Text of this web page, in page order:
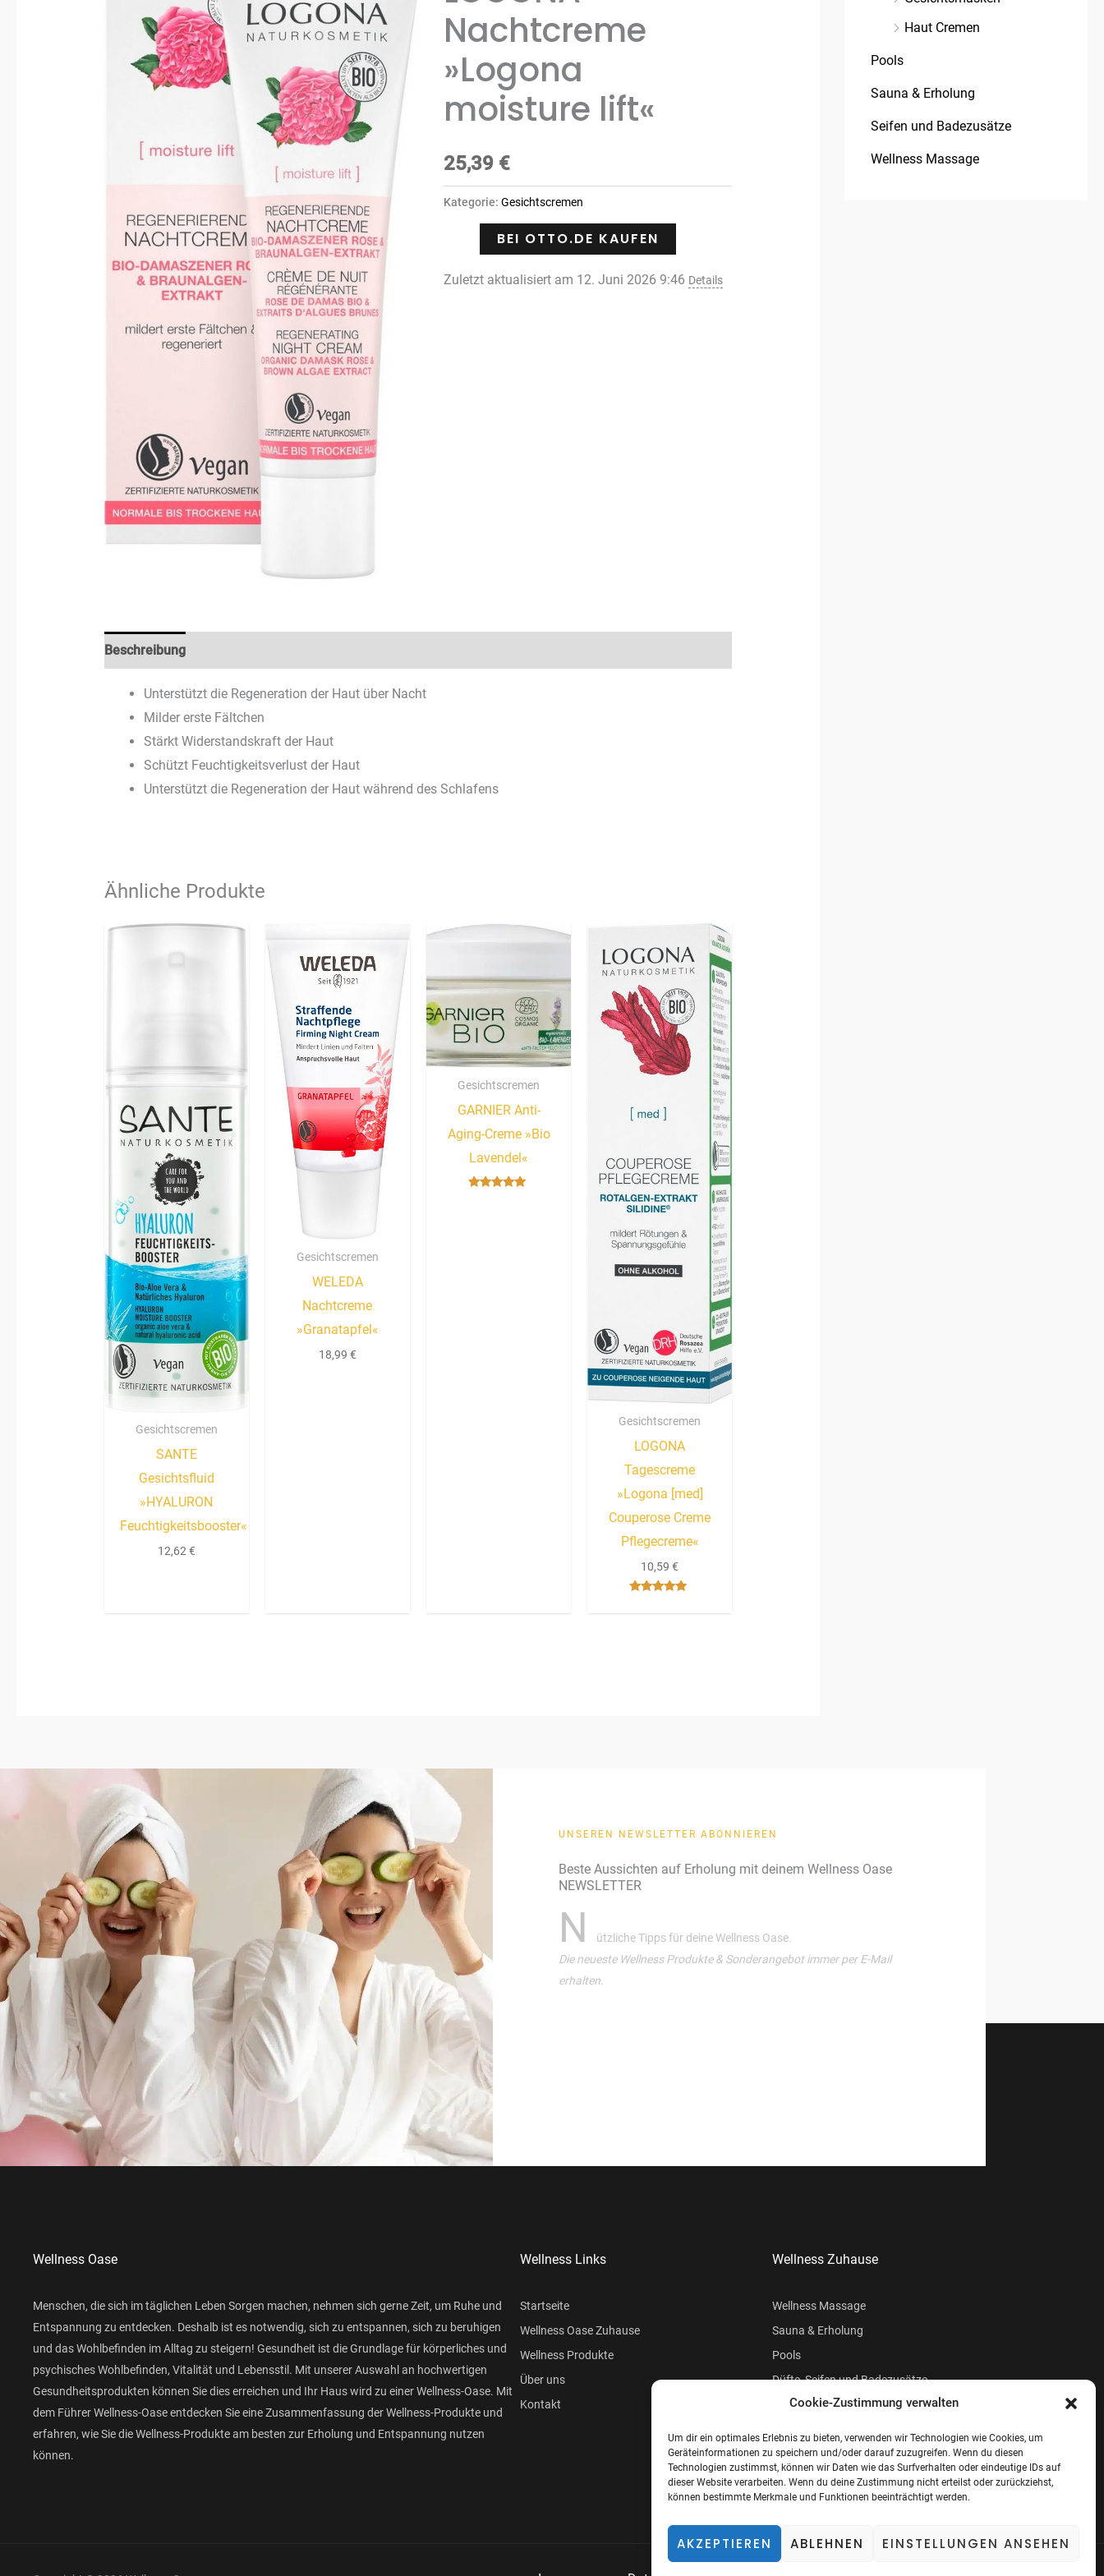
Cookie-Zustimmung verwalten
Um dir ein optimales Erlebnis zu bieten, verwenden wir Technologien wie Cookies, um
Geräteinformationen zu speichern und/oder darauf zuzugreifen. Wenn du diesen
Technologien zustimmst, können wir Daten wie das Surfverhalten oder eindeutige IDs auf
dieser Website verarbeiten. Wenn du deine Zustimmung nicht erteilst oder zurückziehst,
können bestimmte Merkmale und Funktionen beeinträchtigt werden.
AKZEPTIEREN ABLEHNEN EINSTELLUNGEN ANSEHEN
Nachtcreme
»Logona
moisture lift«
25,39 €
Kategorie: Gesichtscremen
BEI OTTO.DE KAUFEN
Zuletzt aktualisiert am 12. Juni 2026 9:46 Details
Beschreibung
Unterstützt die Regeneration der Haut über Nacht
Milder erste Fältchen
Stärkt Widerstandskraft der Haut
Schützt Feuchtigkeitsverlust der Haut
Unterstützt die Regeneration der Haut während des Schlafens
Ähnliche Produkte
Gesichtscremen
SANTE
Gesichtsfluid
»HYALURON
Feuchtigkeitsbooster«
12,62€
Gesichtscremen
WELEDA
Nachtcreme
»Granatapfel«
18,99 €
Gesichtscremen
GARNIER Anti-
Aging-Creme »Bio
Lavendel«
Gesichtscremen
LOGONA
Tagescreme
»Logona [med]
Couperose Creme
Pflegecreme«
10,59€
Haut Cremen
Pools
Sauna & Erholung
Seifen und Badezusätze
Wellness Massage
UNSEREN NEWSLETTER ABONNIEREN
Beste Aussichten auf Erholung mit deinem Wellness Oase
NEWSLETTER
N
ützliche Tipps für deine Wellness Oase.
Die neueste Wellness Produkte & Sonderangebot immer per E-Mail
erhalten.
Wellness Oase
Menschen, die sich im täglichen Leben Sorgen machen, nehmen sich gerne Zeit, um Ruhe und
Entspannung zu entdecken. Deshalb ist es notwendig, sich zu entspannen, sich zu beruhigen
und das Wohlbefinden im Alltag zu steigern! Gesundheit ist die Grundlage für körperliches und
psychisches Wohlbefinden, Vitalität und Lebensstil. Mit unserer Auswahl an hochwertigen
Gesundheitsprodukten können Sie dies erreichen und Ihr Haus wird zu einer Wellness-Oase. Mit
dem Führer Wellness-Oase entdecken Sie eine Zusammenfassung der Wellness-Produkte und
erfahren, wie Sie die Wellness-Produkte am besten zur Erholung und Entspannung nutzen
können.
Wellness Links
Startseite
Wellness Oase Zuhause
Wellness Produkte
Über uns
Kontakt
Wellness Zuhause
Wellness Massage
Sauna & Erholung
Pools
Düfte, Seifen und Badezusätze
Beauty